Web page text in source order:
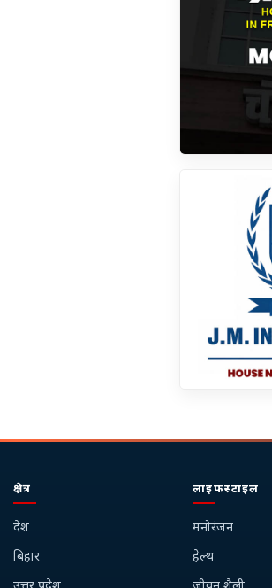
क्षेत्र
देश
बिहार
लाइफस्टाइल
मनोरंजन
हेल्थ